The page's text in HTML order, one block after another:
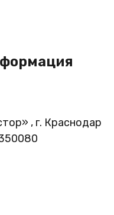
, г. Краснодар